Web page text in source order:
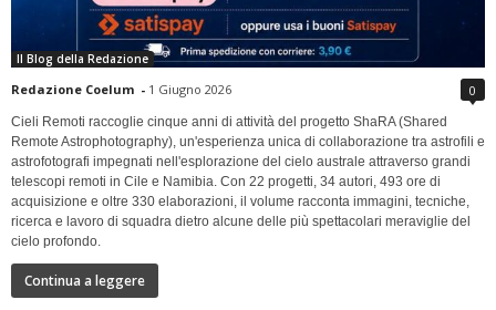
Il Blog della Redazione
Redazione Coelum - 1 Giugno 2026 0
Cieli Remoti raccoglie cinque anni di attività del progetto ShaRA (Shared
Remote Astrophotography), un'esperienza unica di collaborazione tra astrofili e
astrofotografi impegnati nell'esplorazione del cielo australe attraverso grandi
telescopi remoti in Cile e Namibia. Con 22 progetti, 34 autori, 493 ore di
acquisizione e oltre 330 elaborazioni, il volume racconta immagini, tecniche,
ricerca e lavoro di squadra dietro alcune delle più spettacolari meraviglie del
cielo profondo.
Continua a leggere